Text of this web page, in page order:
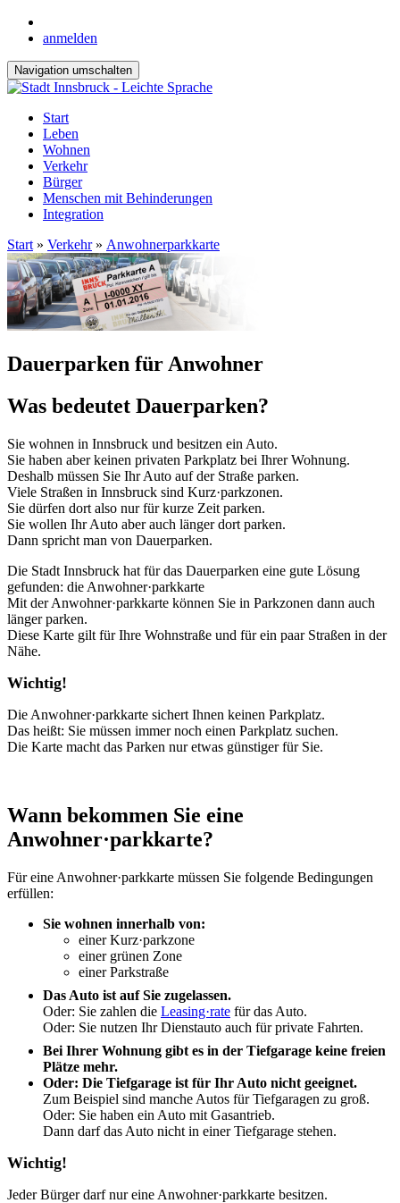
anmelden
Navigation umschalten
Start
Leben
Wohnen
Verkehr
Bürger
Menschen mit Behinderungen
Integration
Start » Verkehr» Anwohnerparkkarte
Dauerparken für Anwohner
Was bedeutet Dauerparken?
Sie wohnen in Innsbruck und besitzen ein Auto.
Sie haben aber keinen privaten Parkplatz bei Ihrer Wohnung.
Deshalb müssen Sie Ihr Auto auf der Straße parken.
Viele Straßen in Innsbruck sind Kurz·parkzonen.
Sie dürfen dort also nur für kurze Zeit parken.
Sie wollen Ihr Auto aber auch länger dort parken.
Dann spricht man von Dauerparken.
Die Stadt Innsbruck hat für das Dauerparken eine gute Lösung
gefunden: die Anwohner·parkkarte
Mit der Anwohner·parkkarte können Sie in Parkzonen dann auch
länger parken.
Diese Karte gilt für Ihre Wohnstraße und für ein paar Straßen in der
Nähe.
Wichtig!
Die Anwohner·parkkarte sichert Ihnen keinen Parkplatz.
Das heißt: Sie müssen immer noch einen Parkplatz suchen.
Die Karte macht das Parken nur etwas günstiger für Sie.
Wann bekommen Sie eine
Anwohner·parkkarte?
Für eine Anwohner·parkkarte müssen Sie folgende Bedingungen
erfüllen:
Sie wohnen innerhalb von:
einer Kurz·parkzone
einer grünen Zone
einer Parkstraße
Das Auto ist auf Sie zugelassen.
Oder: Sie zahlen die Leasing·rate für das Auto.
Oder: Sie nutzen Ihr Dienstauto auch für private Fahrten.
Bei Ihrer Wohnung gibt es in der Tiefgarage keine freien
Plätze mehr.
Oder: Die Tiefgarage ist für Ihr Auto nicht geeignet.
Zum Beispiel sind manche Autos für Tiefgaragen zu groß.
Oder: Sie haben ein Auto mit Gasantrieb.
Dann darf das Auto nicht in einer Tiefgarage stehen.
Wichtig!
Jeder Bürger darf nur eine Anwohner·parkkarte besitzen.